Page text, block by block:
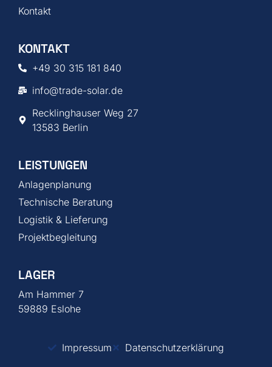
Kontakt
KONTAKT
+49 30 315 181 840
info@trade-solar.de
Recklinghauser Weg 27
13583 Berlin
LEISTUNGEN
Anlagenplanung
Technische Beratung
Logistik & Lieferung
Projektbegleitung
LAGER
Am Hammer 7
59889 Eslohe
Impressum Datenschutzerklärung